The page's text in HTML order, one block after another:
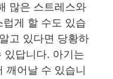
많은 스트레스와
게 할 수도 있습
고 있다면 당황하
있답니다. 아기는
깨어날 수 있습니